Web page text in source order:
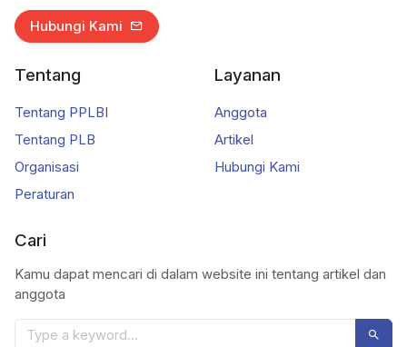
Hubungi Kami
Tentang
Tentang PPLBI
Tentang PLB
Organisasi
Peraturan
Layanan
Anggota
Artikel
Hubungi Kami
Cari
Kamu dapat mencari di dalam website ini tentang artikel dan
anggota